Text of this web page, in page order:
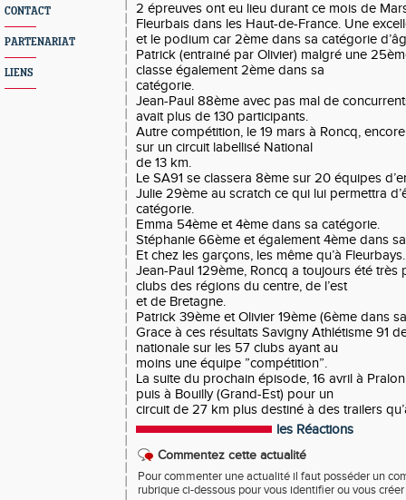
CONTACT
PARTENARIAT
LIENS
2 épreuves ont eu lieu durant ce mois de
Fleurbais dans les Haut-de-France. Une
et le podium car 2ème dans sa catégorie
Patrick (entrainé par Olivier) malgré une
classe également 2ème dans sa
catégorie.
Jean-Paul 88ème avec pas mal de
avait plus de 130 participants.
Autre compétition, le 19 mars à Roncq,
sur un circuit labellisé National
de 13 km.
Le SA91 se classera 8ème sur 20 équipes
Julie 29ème au scratch ce qui lui permettra
catégorie.
Emma 54ème et 4ème dans sa catégorie.
Stéphanie 66ème et également 4ème dans
Et chez les garçons, les même qu’à Fleurbays.
Jean-Paul 129ème, Roncq a toujours été
clubs des régions du centre, de l’est
et de Bretagne.
Patrick 39ème et Olivier 19ème (6ème dans
Grace à ces résultats Savigny Athlétisme 91
nationale sur les 57 clubs ayant au
moins une équipe ”compétition”.
La suite du prochain épisode, 16 avril à
puis à Bouilly (Grand-Est) pour un
circuit de 27 km plus destiné à des trailers
les Réactions
Commentez cette actualité
Pour commenter une actualité il faut posséder un
rubrique ci-dessous pour vous identifier ou vous